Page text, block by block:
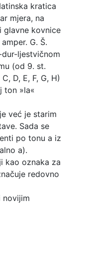
kratica
mjera, na
glavne kovnice
G. Š.
ljestvičnom
(od 9. st.
D, E, F, G, H)
ton »la«
već je starim
Sada se
po tonu a iz
a).
kao oznaka za
redovno
novijim